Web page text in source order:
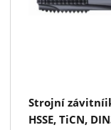
Strojní
HSSE, TiCN,